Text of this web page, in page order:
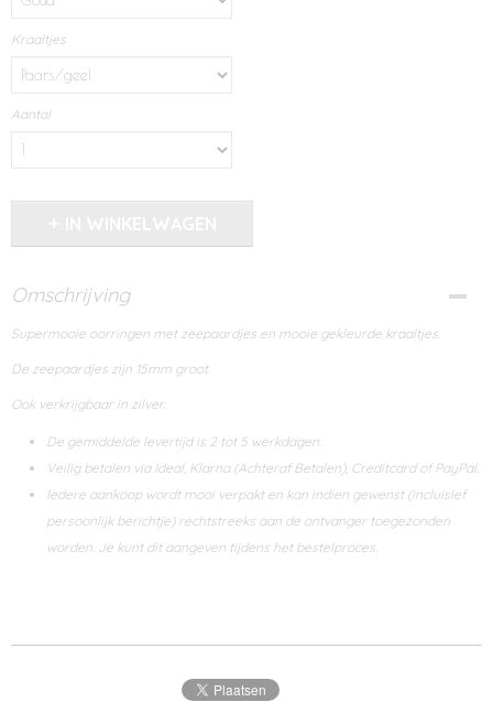
Kraaltjes
Aantal
Omschrijving
Supermooie oorringen met zeepaardjes en mooie gekleurde kraaltjes.
De zeepaardjes zijn 15mm groot.
Ook verkrijgbaar in zilver.
De gemiddelde levertijd is 2 tot 5 werkdagen.
Veilig betalen via Ideal, Klarna (Achteraf Betalen), Creditcard of PayPal.
Iedere aankoop wordt mooi verpakt en kan indien gewenst (incluisief
persoonlijk berichtje) rechtstreeks aan de ontvanger toegezonden
worden. Je kunt dit aangeven tijdens het bestelproces.